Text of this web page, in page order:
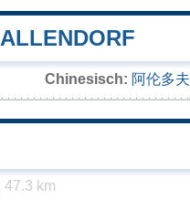
Chinesisch: 阿伦多夫
47.3 km